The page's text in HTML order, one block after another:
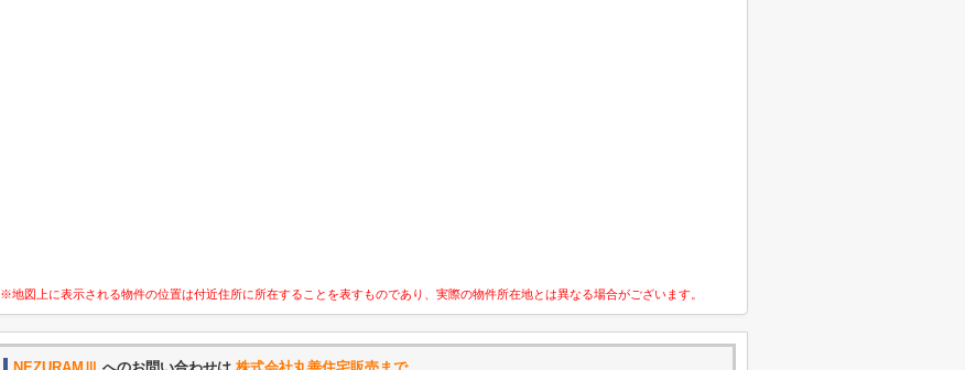
※地図上に表示される物件の位置は付近住所に所在することを表すものであり、実際の物件所在地とは異なる場合がございます。